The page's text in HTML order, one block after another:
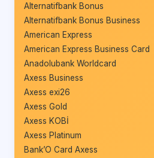
Alternatifbank Bonus
Alternatifbank Bonus Business
American Express
American Express Business Card
Anadolubank Worldcard
Axess Business
Axess exi26
Axess Gold
Axess KOBİ
Axess Platinum
Bank’O Card Axess